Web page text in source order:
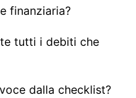
finanziaria?
tutti i debiti che
dalla checklist?